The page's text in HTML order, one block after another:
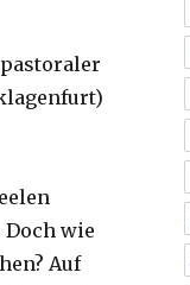
pastoraler
wie
Auf